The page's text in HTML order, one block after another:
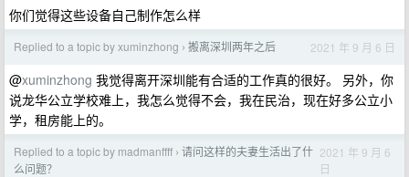
你们觉得这些设备自己制作怎么样
Replied to a topic by xuminzhong › 搬离深圳两年之后 2021 年 9 月 6 日
@xuminzhong 我觉得离开深圳能有合适的工作真的很好。 另外，你
说龙华公立学校难上，我怎么觉得不会，我在民治，现在好多公立小
学，租房能上的。
Replied to a topic by madmanffff › 请问这样的夫妻生活出了什
么问题？
2021 年 9 月 6
日